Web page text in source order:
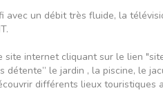
avec un débit très fluide, la
site internet cliquant sur le lien
détente” le jardin , la piscine, le
différents lieux touristiques